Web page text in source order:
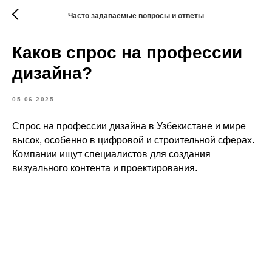
Часто задаваемые вопросы и ответы
Каков спрос на профессии
дизайна?
05.06.2025
Спрос на профессии дизайна в Узбекистане и мире
высок, особенно в цифровой и строительной сферах.
Компании ищут специалистов для создания
визуального контента и проектирования.